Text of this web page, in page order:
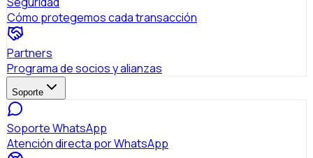
Cómo protegemos cada transacción
Partners
Programa de socios y alianzas
Soporte
Soporte WhatsApp
Atención directa por WhatsApp